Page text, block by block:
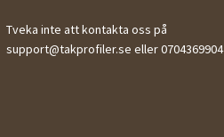
Tveka inte att kontakta oss på
support@takprofiler.se eller 0704369904